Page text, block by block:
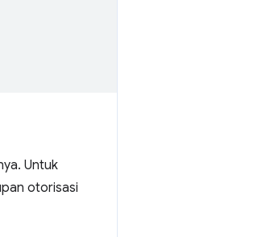
Untuk
otorisasi